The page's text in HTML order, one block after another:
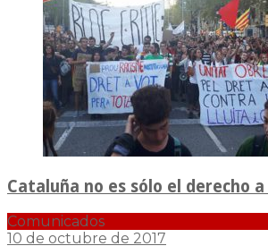
Cataluña no es sólo el derecho
Comunicados
10 de octubre de 2017